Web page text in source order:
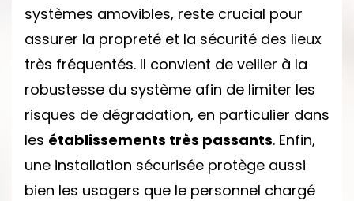
systèmes amovibles, reste crucial pour
assurer la propreté et la sécurité des lieux
très fréquentés. Il convient de veiller à la
robustesse du système afin de limiter les
risques de dégradation, en particulier dans
les établissements très passants. Enfin,
une installation sécurisée protège aussi
bien les usagers que le personnel chargé